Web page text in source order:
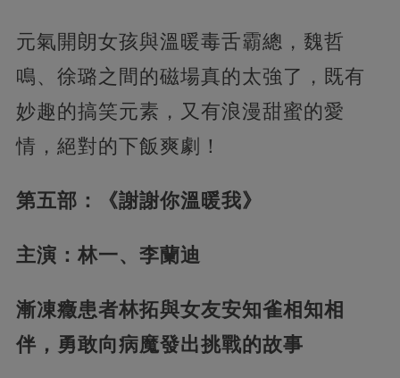
元氣開朗女孩與溫暖毒舌霸總，魏哲
鳴、徐璐之間的磁場真的太強了，既有
妙趣的搞笑元素，又有浪漫甜蜜的愛
情，絕對的下飯爽劇！
第五部：《謝謝你溫暖我》
主演：林一、李蘭迪
漸凍癥患者林拓與女友安知雀相知相
伴，勇敢向病魔發出挑戰的故事